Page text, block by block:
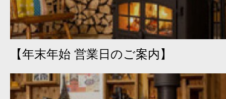
【年末年始 営業日のご案内】